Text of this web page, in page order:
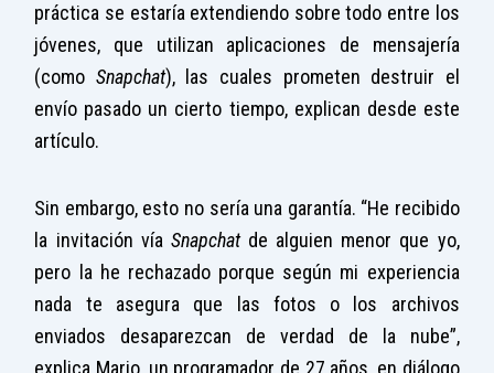
práctica se estaría extendiendo sobre todo entre los
jóvenes, que utilizan aplicaciones de mensajería
(como Snapchat), las cuales prometen destruir el
envío pasado un cierto tiempo, explican desde este
artículo.
Sin embargo, esto no sería una garantía. “He recibido
la invitación vía Snapchatde alguien menor que yo,
pero la he rechazado porque según mi experiencia
nada te asegura que las fotos o los archivos
enviados desaparezcan de verdad de la nube”,
explica Mario, un programador de 27 años, en diálogo